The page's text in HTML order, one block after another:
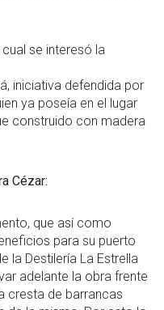
se interesó la
iniciativa defendida por
ya poseía en el lugar
construido con madera
Cézar:
que así como
para su puerto
la Destilería La Estrella
adelante la obra frente
cresta de barrancas